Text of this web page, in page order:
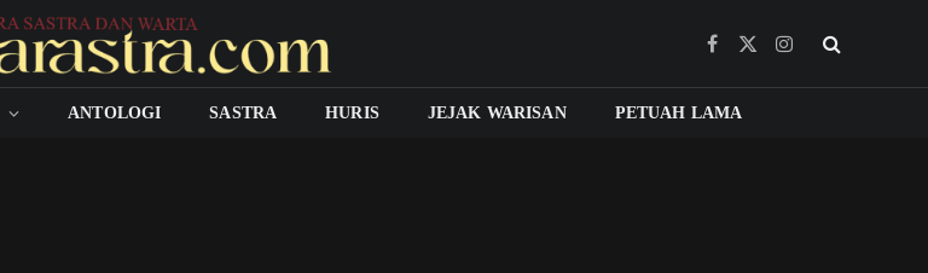
Facebook
X
Instagram
ANTOLOGI SASTRA HURIS JEJAK WARISAN PETUAH LAMA